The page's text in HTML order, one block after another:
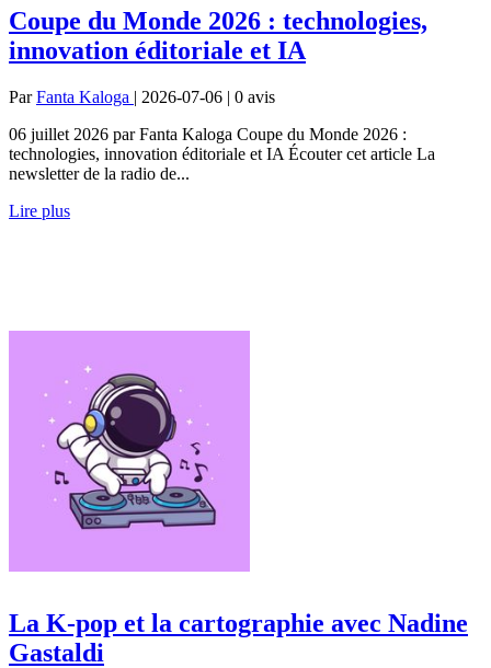
Coupe du Monde 2026 : technologies,
innovation éditoriale et IA
ParFanta Kaloga | 2026-07-06 | 0 avis
06 juillet 2026 par Fanta Kaloga Coupe du Monde 2026 :
technologies, innovation éditoriale et IA Écouter cet article La
newsletter de la radio de...
Lire plus
La K-pop et la cartographie avec Nadine
Gastaldi